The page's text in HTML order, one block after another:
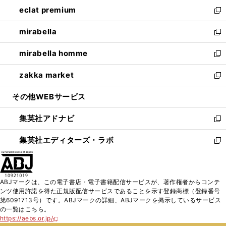
く
で
開
く
ド
ウ
で
開
く
ィ
ン
ド
ウ
で
開
く
い
ウ
ィ
ン
ド
ウ
で
開
eclat premium
新
し
い
ウ
ィ
ン
ド
ウ
開
く
mirabella
新
し
い
ウ
ィ
ン
ウ
で
開
く
mirabella homme
新
し
い
ウ
ン
ド
ウ
で
zakka market
新
し
ウ
ィ
ン
ド
く
その他WEBサービス
集英社アドナビ
新
し
い
ド
ウ
で
集英社エディターズ・ラボ
新
ィ
ン
ABJマークは、この電子書店・電子書籍配信サービスが、著作権者からコンテ
ンツ使用許諾を得た正規版配信サービスであることを示す登録商標（登録番号
第6091713号）です。ABJマークの詳細、ABJマークを掲示しているサービス
の一覧はこちら。
https://aebs.or.jp/
新